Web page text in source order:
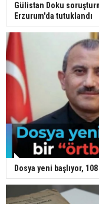
Gülistan Doku
Erzurum'da tutuklandı
Dosya yeni başlıyor,